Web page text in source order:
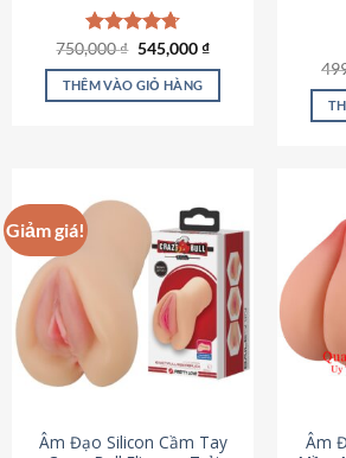
Được xếp
hạng4.70
5 sao
750,000₫ Giá
là:
750,000 ₫.
545,000₫Giá
tại
545,000 ₫.
THÊM VÀO GIỎ HÀNG
Giảm giá!
Âm Đạo Silicon Cầm Tay
Âm